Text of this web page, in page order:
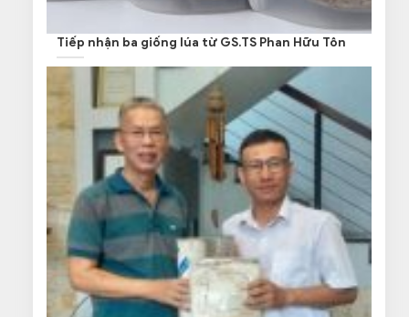
Tiếp nhận ba giống lúa từ GS.TS Phan Hữu Tôn